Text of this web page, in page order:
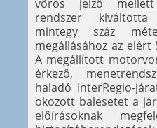
vörös jelző
rendszer kiváltotta
mintegy száz
megállásához az elért
A megállított
érkező,
haladó InterRegio-
okozott balesetet a
előírásoknak